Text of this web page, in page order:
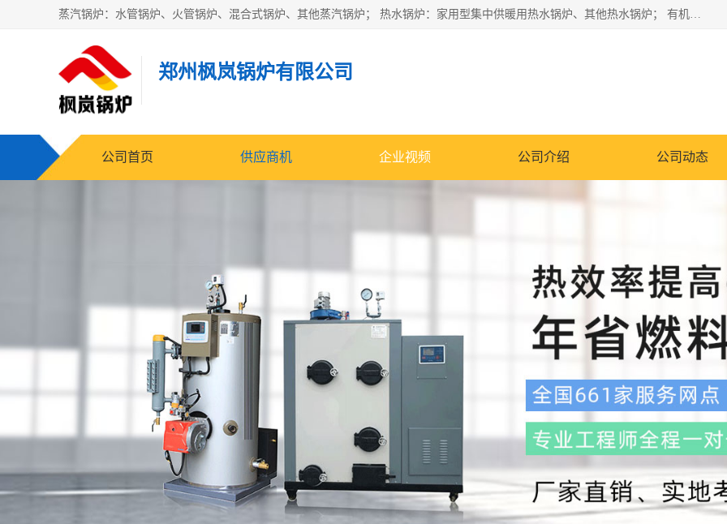
蒸汽锅炉：水管锅炉、火管锅炉、混合式锅炉、其他蒸汽锅炉； 热水锅炉：家用型集中供暖用热水锅炉、其他热水锅炉； 有机热载体锅炉； 船用蒸汽锅炉； （锅炉用辅助设备及装置）蒸汽冷凝器：表面冷凝器、混合式冷凝器、空冷式冷凝器、其他蒸汽冷凝器； 锅炉用辅助设备：节热器、蒸汽收集器、蓄能器、烟垢清除器、气体回收器、泥渣刮除器、空气预热器、其他锅炉用辅助设备；
郑州枫岚锅炉有限公司
公司首页 供应商机 企业视频 公司介绍 公司动态